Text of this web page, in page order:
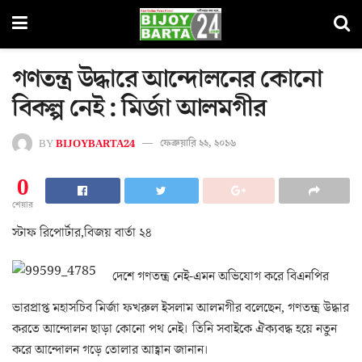
গণতন্ত্র উদ্ধারে আন্দোলনের কোনো
বিকল্প নেই : মির্জা আলমগীর
BYBIJOYBARTA24 ফেব্রুয়ারি ২২, ২০১৬
0
শেয়ার
স্টাফ রিপোর্টার,বিজয় বার্তা ২৪
দেশে গণতন্ত্র নেই-এমন অভিযোগ করে বিএনপির
ভারপ্রাপ্ত মহাসচিব মির্জা ফখরুল ইসলাম আলমগীর বলেছেন, গণতন্ত্র উদ্ধার
করতে আন্দোলন ছাড়া কোনো পথ নেই। তিনি সবাইকে ঐক্যবদ্ধ হয়ে নতুন
করে আন্দোলন গড়ে তোলার আহ্বান জানান।